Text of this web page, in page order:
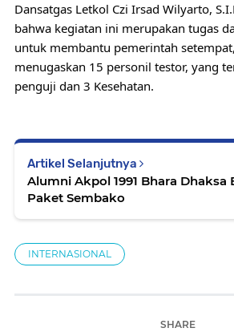
Dansatgas Letkol Czi Irsad Wilyarto,
bahwa kegiatan ini merupakan tugas
untuk membantu pemerintah
menugaskan 15 personil testor, yang
penguji dan 3 Kesehatan.
Artikel Selanjutnya
Alumni Akpol 1991 Bhara Dhaksa
Paket Sembako
INTERNASIONAL
SHARE